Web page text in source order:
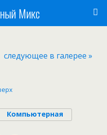
Микс
следующее в галерее »
Компьютерная